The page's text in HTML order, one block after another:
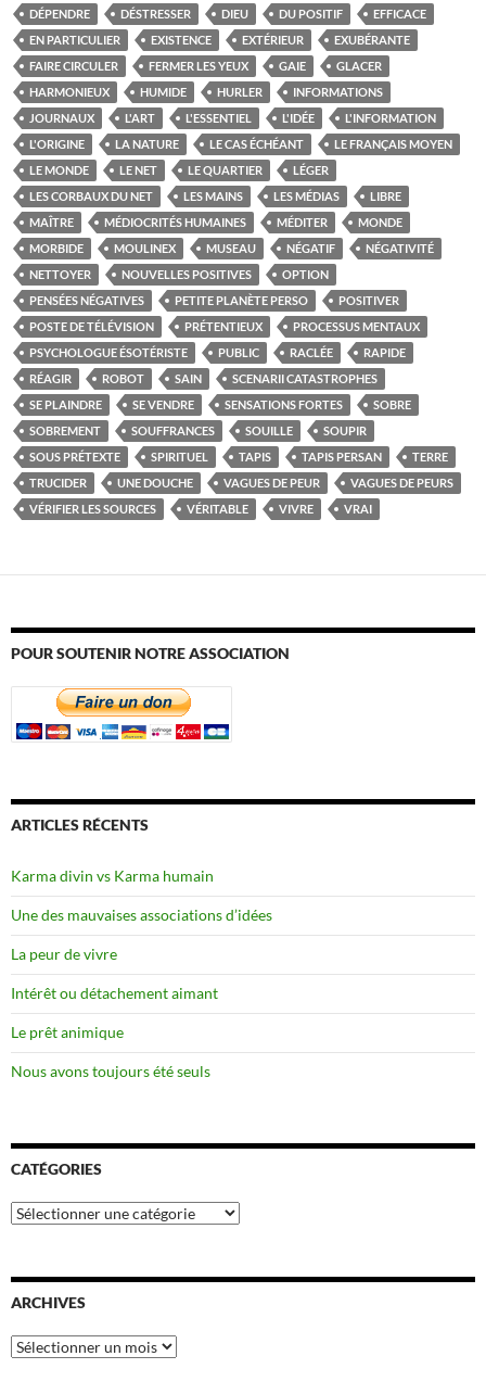
DÉPENDRE DÉSTRESSER DIEU DU POSITIF
EFFICACE
EN PARTICULIER
EXISTENCE EXTÉRIEUR
EXUBÉRANTE
FAIRE CIRCULER
FERMER LES YEUX GAIE
GLACER
HARMONIEUX
HUMIDE HURLER
INFORMATIONS
JOURNAUX
L'ART L'ESSENTIEL L'IDÉE
L'INFORMATION
L'ORIGINE
LA NATURE LE CAS ÉCHÉANT
LE FRANÇAIS MOYEN
LE MONDE
LE NET LE QUARTIER
LÉGER
LES CORBAUX DU NET
LES MAINS LES MÉDIAS
LIBRE
MAÎTRE
MÉDIOCRITÉS HUMAINES MÉDITER
MONDE
MORBIDE
MOULINEX MUSEAU NÉGATIF
NÉGATIVITÉ
NETTOYER
NOUVELLES POSITIVES
OPTION
PENSÉES NÉGATIVES
PETITE PLANÈTE PERSO
POSITIVER
POSTE DE TÉLÉVISION
PRÉTENTIEUX
PROCESSUS MENTAUX
PSYCHOLOGUE ÉSOTÉRISTE
PUBLIC RACLÉE
RAPIDE
RÉAGIR
ROBOT SAIN
SCENARII CATASTROPHES
SE PLAINDRE
SE VENDRE SENSATIONS FORTES
SOBRE
SOBREMENT
SOUFFRANCES SOUILLE
SOUPIR
SOUS PRÉTEXTE
SPIRITUEL TAPIS TAPIS PERSAN
TERRE
TRUCIDER
UNE DOUCHE VAGUES DE PEUR
VAGUES DE PEURS
VÉRIFIER LES SOURCES
VÉRITABLE VIVRE VRAI
POUR SOUTENIR NOTRE ASSOCIATION
ARTICLES RÉCENTS
Karma divin vs Karma humain
Une des mauvaises associations d’idées
La peur de vivre
Intérêt ou détachement aimant
Le prêt animique
Nous avons toujours été seuls
CATÉGORIES
Catégories
ARCHIVES
Archives